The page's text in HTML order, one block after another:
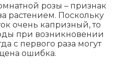
розы – признак
растением. Поскольку
очень капризный, то
при возникновении
с первого раза могут
ошибка.